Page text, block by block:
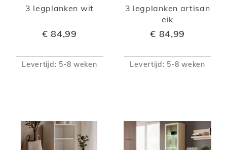
3 legplanken wit
€ 84,99
Levertijd: 5-8 weken
3 legplanken artisan
eik
€ 84,99
Levertijd: 5-8 weken